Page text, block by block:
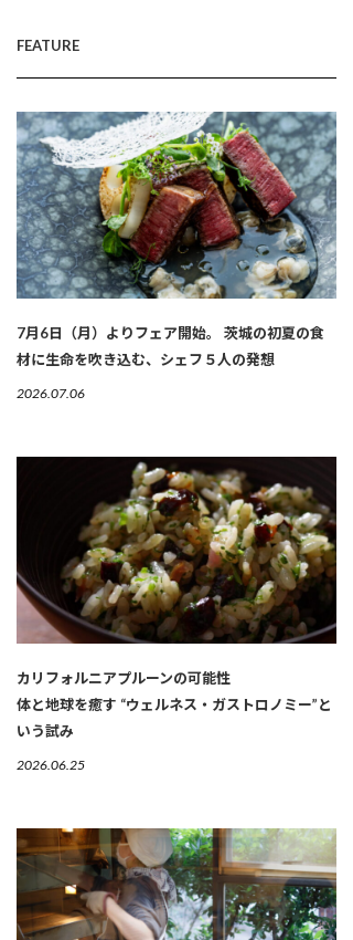
FEATURE
7月6日（月）よりフェア開始。 茨城の初夏の食
材に生命を吹き込む、シェフ５人の発想
2026.07.06
カリフォルニアプルーンの可能性
体と地球を癒す “ウェルネス・ガストロノミー”と
いう試み
2026.06.25